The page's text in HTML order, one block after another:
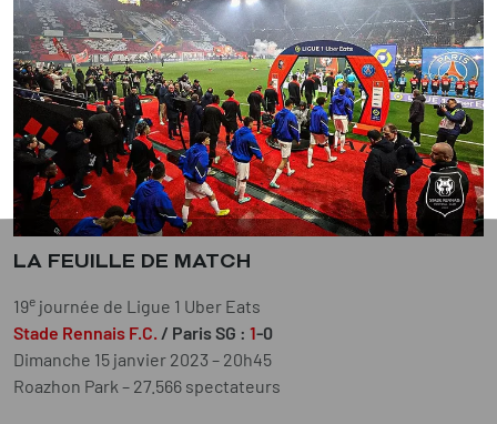
LA FEUILLE DE MATCH
19e journée de Ligue 1 Uber Eats
Stade Rennais F.C. / Paris SG : 1-0
Dimanche 15 janvier 2023 – 20h45
Roazhon Park – 27.566 spectateurs